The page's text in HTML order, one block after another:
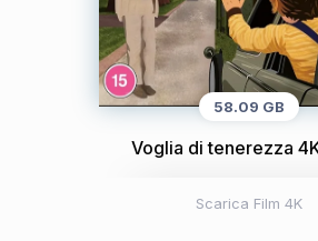
58.09 GB
Voglia di tenerezza
Scarica Film 4K